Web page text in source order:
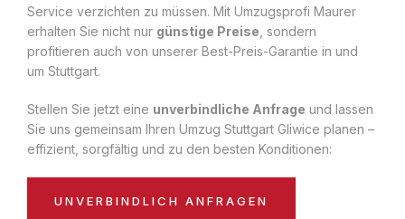
Service verzichten zu müssen. Mit Umzugsprofi Maurer
erhalten Sie nicht nur günstige Preise , sondern
profitieren auch von unserer Best-Preis-Garantie in und
um Stuttgart.
Stellen Sie jetzt eine unverbindliche Anfrage und lassen
Sie uns gemeinsam Ihren Umzug Stuttgart Gliwice planen –
effizient, sorgfältig und zu den besten Konditionen:
UNVERBINDLICH ANFRAGEN